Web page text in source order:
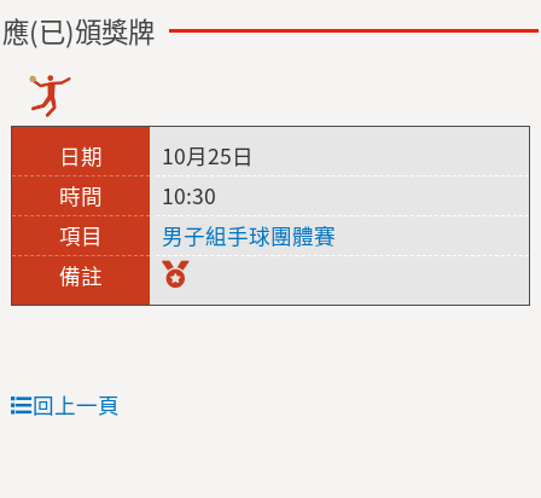
應(已)頒獎牌
10月25日
10:30
男子組手球團體賽
回上一頁